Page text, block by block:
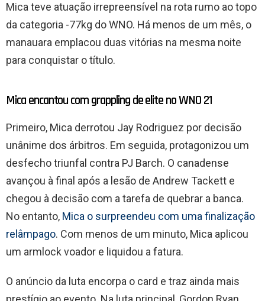
Mica teve atuação irrepreensível na rota rumo ao topo
da categoria -77kg do WNO. Há menos de um mês, o
manauara emplacou duas vitórias na mesma noite
para conquistar o título.
Mica encantou com grappling de elite no WNO 21
Primeiro, Mica derrotou Jay Rodriguez por decisão
unânime dos árbitros. Em seguida, protagonizou um
desfecho triunfal contra PJ Barch. O canadense
avançou à final após a lesão de Andrew Tackett e
chegou à decisão com a tarefa de quebrar a banca.
No entanto, Mica o surpreendeu com uma finalização
relâmpago. Com menos de um minuto, Mica aplicou
um armlock voador e liquidou a fatura.
O anúncio da luta encorpa o card e traz ainda mais